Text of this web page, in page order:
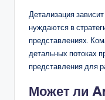
Детализация
нуждаются в
представлениях.
детальных потоках
представления для
Может ли